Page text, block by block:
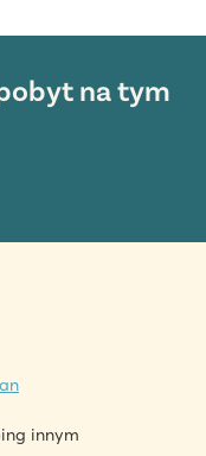
na tym
innym